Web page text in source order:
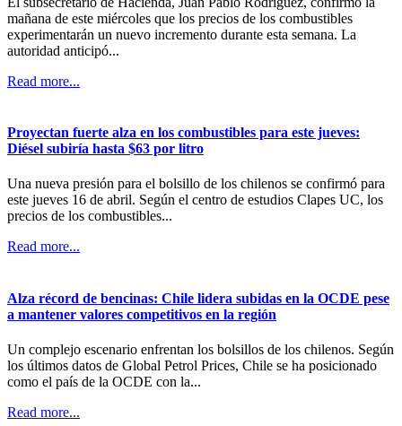
mañana de este miércoles que los precios de los combustibles
experimentarán un nuevo incremento durante esta semana. La
autoridad anticipó...
Read more...
Proyectan fuerte alza en los combustibles para este jueves:
Diésel subiría hasta $63 por litro
Una nueva presión para el bolsillo de los chilenos se confirmó para
este jueves 16 de abril. Según el centro de estudios Clapes UC, los
precios de los combustibles...
Read more...
Alza récord de bencinas: Chile lidera subidas en la OCDE pese
a mantener valores competitivos en la región
Un complejo escenario enfrentan los bolsillos de los chilenos. Según
los últimos datos de Global Petrol Prices, Chile se ha posicionado
como el país de la OCDE con la...
Read more...